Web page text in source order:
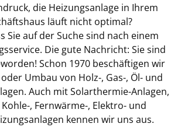
die Heizungsanlage in Ihrem
läuft nicht optimal?
Sie auf der Suche sind nach einem
Die gute Nachricht: Sie sind
Schon 1970 beschäftigen wir
Umbau von Holz-, Gas-, Öl- und
Auch mit Solarthermie-Anlagen,
, Fernwärme-, Elektro- und
kennen wir uns aus.